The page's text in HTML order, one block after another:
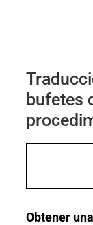
bufetes
Obtener